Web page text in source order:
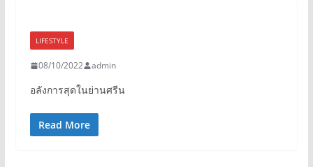
LIFESTYLE
08/10/2022 admin
อลังการสุดในย่านศรีน
Read More